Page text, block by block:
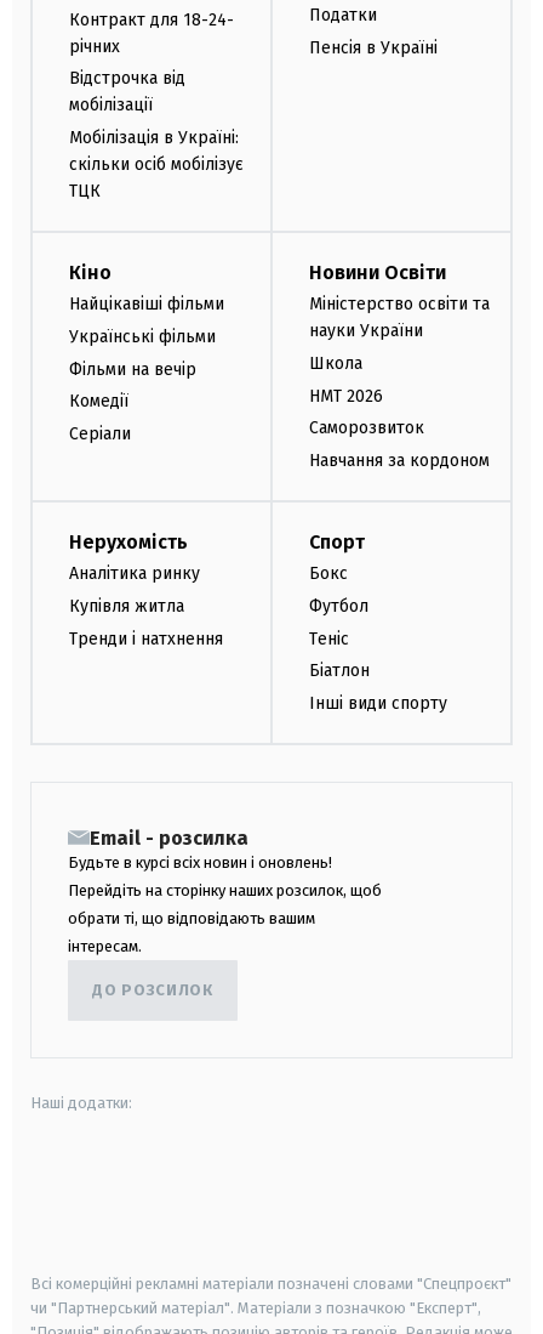
Контракт для 18-24-
річних
Відстрочка від
мобілізації
Мобілізація в Україні:
скільки осіб мобілізує
ТЦК
Податки
Пенсія в Україні
Кіно
Найцікавіші фільми
Українські фільми
Фільми на вечір
Комедії
Серіали
Новини Освіти
Міністерство освіти та
науки України
Школа
НМТ 2026
Саморозвиток
Навчання за кордоном
Нерухомість
Аналітика ринку
Купівля житла
Тренди і натхнення
Спорт
Бокс
Футбол
Теніс
Біатлон
Інші види спорту
Email - розсилка
Будьте в курсі всіх новин і оновлень!
Перейдіть на сторінку наших розсилок, щоб
обрати ті, що відповідають вашим
інтересам.
ДО РОЗСИЛОК
Наші додатки:
Всі комерційні рекламні матеріали позначені словами "Спецпроєкт"
чи "Партнерський матеріал". Матеріали з позначкою "Експерт",